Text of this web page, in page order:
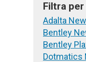
Filtra
Adalta
Bentley
Bentley
Dotmatics